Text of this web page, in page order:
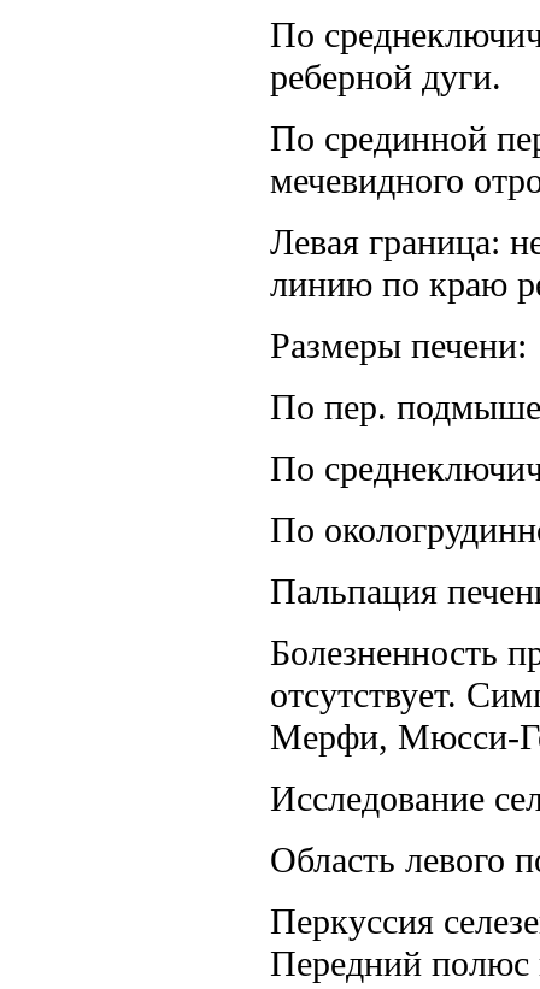
По
реберной дуги.
По срединной
мечевидного
Левая граница:
линию по краю
Размеры печени:
По пер.
По
По
Пальпация
Болезненность
отсутствует.
Мерфи, Мюсси-
Исследование
Область левого
Перкуссия
Передний полюс